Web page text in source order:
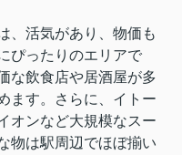
、活気があり、物価も
ぴったりのエリアで
な飲食店や居酒屋が多
ます。さらに、イトー
オンなど大規模なスー
物は駅周辺でほぼ揃い